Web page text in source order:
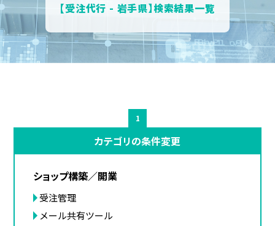
【受注代行 - 岩手県】検索結果一覧
1
カテゴリの条件変更
ショップ構築／開業
受注管理
メール共有ツール